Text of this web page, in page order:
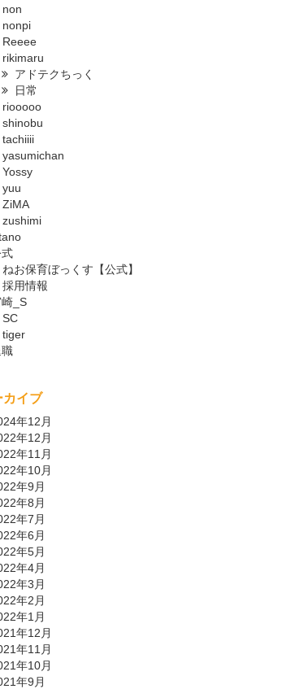
non
nonpi
Reeee
rikimaru
アドテクちっく
日常
riooooo
shinobu
tachiiii
yasumichan
Yossy
yuu
ZiMA
zushimi
ねお保育ぼっくす【公式】
採用情報
_S
SC
tiger
カイブ
年12月
年12月
年11月
年10月
年9月
年8月
年7月
年6月
年5月
年4月
年3月
年2月
年1月
年12月
年11月
年10月
年9月